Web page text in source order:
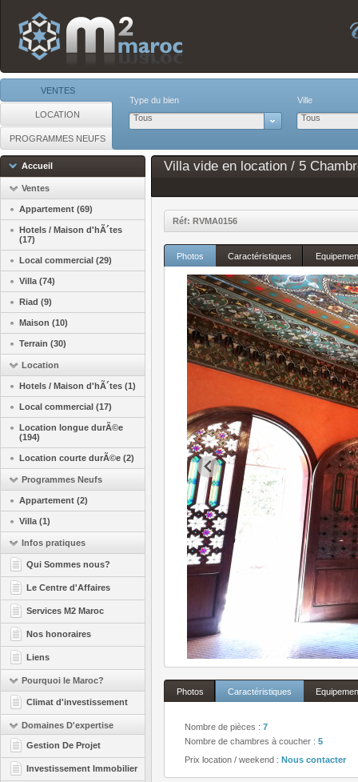
VENTES
LOCATION
PROGRAMMES NEUFS
Type du bien
Tous
Ville
Tous
Accueil
Ventes
Appartement (69)
Hotels / Maison d'hÃ´tes
(17)
Local commercial (29)
Villa (74)
Riad (9)
Maison (10)
Terrain (30)
Location
Hotels / Maison d'hÃ´tes (1)
Local commercial (17)
Location longue durÃ©e
(194)
Location courte durÃ©e (2)
Programmes Neufs
Appartement (2)
Villa (1)
Infos pratiques
Qui Sommes nous?
Le Centre d'Affaires
Services M2 Maroc
Nos honoraires
Liens
Pourquoi le Maroc?
Climat d'investissement
Domaines D'expertise
Gestion De Projet
Investissement Immobilier
Villa vide en location / 5
Réf: RVMA0156
Photos Caractéristiques
Photos Caractéristiques
Nombre de pièces : 7
Nombre de chambres à coucher : 5
Prix location / weekend : Nous contacter